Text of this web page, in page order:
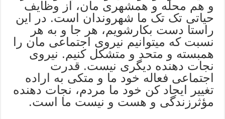
و هم محله و همشهری مان، از وظایف
حیاتی تک تک ما شهروندان است. در این
راستا دست بکارشویم، هر جا و به هر
نسبت که میتوانیم نیروی اجتماعی مان را
همبسته و متحد و متشکل کنیم. نیروی
نجات دهنده دیگری نیست. قدرت
اجتماعی فعاله خود ما و متکی به اراده
تغییر ایجاد کن خود ما مردم، نجات دهنده
مؤثرزندگی و هست و نیست ما است.